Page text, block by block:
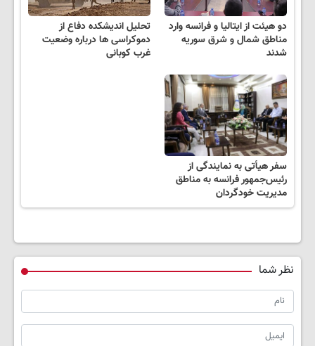
دو هیئت از ایتالیا و فرانسه وارد
مناطق شمال و شرق سوریه
شدند
تحلیل اندیشکده دفاع از
دموکراسی ها درباره وضعیت
غرب کوبانی
سفر هیأتی به نمایندگی از
رئیس‌جمهور فرانسه به مناطق
مدیریت خودگردان
نظر شما